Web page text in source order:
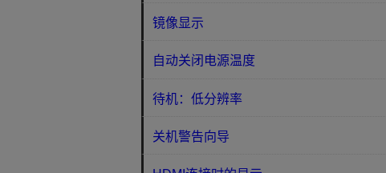
镜像显示
自动关闭电源温度
待机：低分辨率
关机警告向导